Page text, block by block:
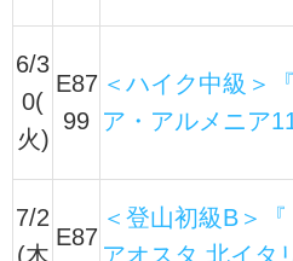
6/3
0(
火)
E87
99
＜ハイク中級＞
ア・アルメニア
7/2
(木
E87
＜登山初級B＞
アオスタ 北イタ